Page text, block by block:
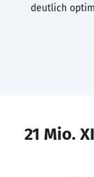
deutlich
21 Mio.